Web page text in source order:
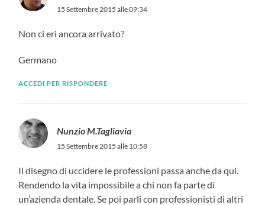
15 Settembre 2015 alle 09:34
Non ci eri ancora arrivato?
Germano
ACCEDI PER RISPONDERE
Nunzio M.Tagliavia
15 Settembre 2015 alle 10:58
Il disegno di uccidere le professioni passa anche da qui.
Rendendo la vita impossibile a chi non fa parte di
un’azienda dentale. Se poi parli con professionisti di altri